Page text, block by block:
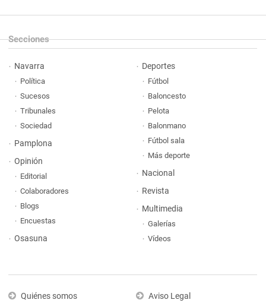
Secciones
Navarra
Política
Sucesos
Tribunales
Sociedad
Pamplona
Opinión
Editorial
Colaboradores
Blogs
Encuestas
Osasuna
Deportes
Fútbol
Baloncesto
Pelota
Balonmano
Fútbol sala
Más deporte
Nacional
Revista
Multimedia
Galerías
Vídeos
Quiénes somos Aviso Legal